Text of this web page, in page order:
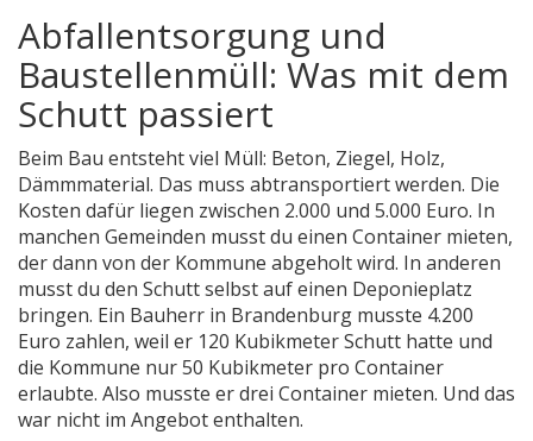
Abfallentsorgung und
Baustellenmüll: Was mit dem
Schutt passiert
Beim Bau entsteht viel Müll: Beton, Ziegel, Holz,
Dämmmaterial. Das muss abtransportiert werden. Die
Kosten dafür liegen zwischen 2.000 und 5.000 Euro. In
manchen Gemeinden musst du einen Container mieten,
der dann von der Kommune abgeholt wird. In anderen
musst du den Schutt selbst auf einen Deponieplatz
bringen. Ein Bauherr in Brandenburg musste 4.200
Euro zahlen, weil er 120 Kubikmeter Schutt hatte und
die Kommune nur 50 Kubikmeter pro Container
erlaubte. Also musste er drei Container mieten. Und das
war nicht im Angebot enthalten.